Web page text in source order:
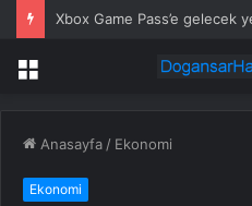
Menü
Anasayfa / Ekonomi
Ekonomi